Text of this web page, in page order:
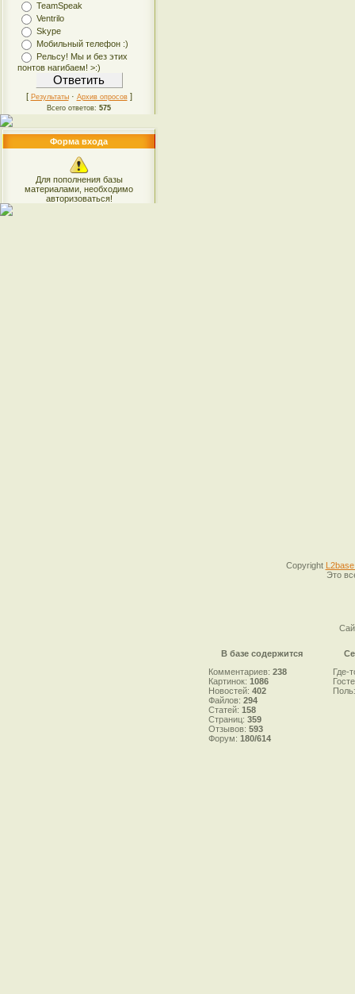
TeamSpeak
Ventrilo
Skype
Мобильный телефон :)
Рельсу! Мы и без этих
понтов нагибаем! >:)
[ Результаты· Архив опросов]
Всего ответов: 575
Форма входа
Для пополнения базы
материалами, необходимо
авторизоваться!
Copyright
Это
В базе содержится
Комментариев: 238
Картинок: 1086
Новостей: 402
Файлов: 294
Статей: 158
Страниц: 359
Отзывов: 593
Форум: 180/614
Где-